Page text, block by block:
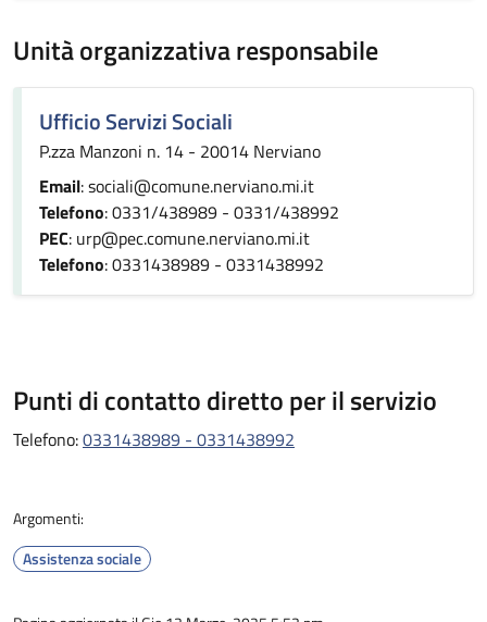
Unità organizzativa responsabile
Ufficio Servizi Sociali
P.zza Manzoni n. 14 - 20014 Nerviano
Email: sociali@comune.nerviano.mi.it
Telefono: 0331/438989 - 0331/438992
PEC: urp@pec.comune.nerviano.mi.it
Telefono: 0331438989 - 0331438992
Punti di contatto diretto per il servizio
Telefono:0331438989 - 0331438992
Argomenti:
Assistenza sociale